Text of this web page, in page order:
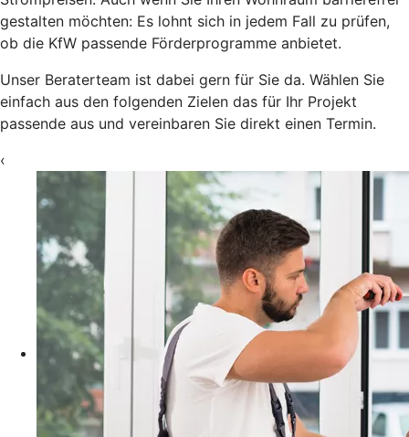
gestalten möchten: Es lohnt sich in jedem Fall zu prüfen,
ob die KfW passende Förderprogramme anbietet.
Unser Beraterteam ist dabei gern für Sie da. Wählen Sie
einfach aus den folgenden Zielen das für Ihr Projekt
passende aus und vereinbaren Sie direkt einen Termin.
‹